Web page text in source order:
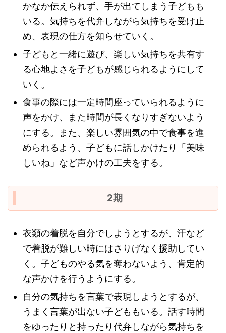
かなか伝えられず、手が出てしまう子どもも
いる。気持ちを代弁しながら気持ちを受け止
め、表現の仕方を知らせていく。
子どもと一緒に遊び、楽しい気持ちを共有す
る心地よさを子どもが感じられるようにして
いく。
食事の際には一定時間座っていられるように
声をかけ、また時間が長くなりすぎないよう
にする。また、楽しい雰囲気の中で食事を進
められるよう、子どもに話しかけたり「美味
しいね」など声かけの工夫をする。
2期
衣類の着脱を自分でしようとするが、汗など
で着脱が難しい時にはさりげなく援助してい
く。子どものやる気を奪わないよう、肯定的
な声かけを行うようにする。
自分の気持ちを言葉で表現しようとするが、
うまく言葉が出ない子どももいる。話す時間
をゆったりと持ったり代弁しながら気持ちを